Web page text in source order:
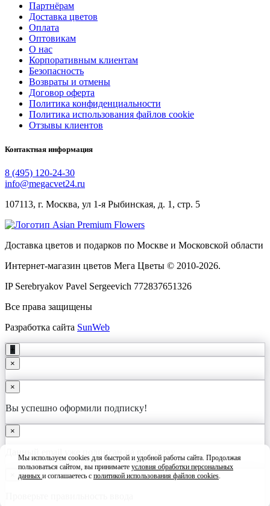
Партнёрам
Доставка цветов
Оплата
Оптовикам
О нас
Корпоративным клиентам
Безопасность
Возвраты и отмены
Договор оферта
Политика конфиденциальности
Политика использования файлов cookie
Отзывы клиентов
Контактная информация
8 (495) 120-24-30
info@megacvet24.ru
107113, г. Москва, ул 1-я Рыбинская, д. 1, стр. 5
Доставка цветов и подарков по Москве и Московской области
Интернет-магазин цветов Мега Цветы © 2010-2026.
IP Serebryakov Pavel Sergeevich 772837651326
Все права защищены
Разработка сайта SunWeb
Мы используем cookies для быстрой и удобной работы сайта. Продолжая
пользоваться сайтом, вы принимаете условия обработки персональных
данных и соглашаетесь с политикой использования файлов cookies.
+
×
×
Вы успешно оформили подписку!
×